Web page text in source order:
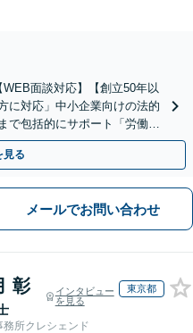
WEB面談対応】【創立50年以
に対応」中小企業向けの法的
で包括的にサポート「労働者
・夜間相談可】
見る
メールでお問い合わせ
彰
インタビュー
を見る
東京都
務所クレシェンド